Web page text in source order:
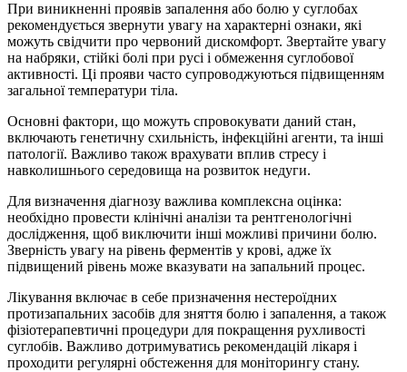
При виникненні проявів запалення або болю у суглобах
рекомендується звернути увагу на характерні ознаки, які
можуть свідчити про червоний дискомфорт. Звертайте увагу
на набряки, стійкі болі при русі і обмеження суглобової
активності. Ці прояви часто супроводжуються підвищенням
загальної температури тіла.
Основні фактори, що можуть спровокувати даний стан,
включають генетичну схильність, інфекційні агенти, та інші
патології. Важливо також врахувати вплив стресу і
навколишнього середовища на розвиток недуги.
Для визначення діагнозу важлива комплексна оцінка:
необхідно провести клінічні аналізи та рентгенологічні
дослідження, щоб виключити інші можливі причини болю.
Зверність увагу на рівень ферментів у крові, адже їх
підвищений рівень може вказувати на запальний процес.
Лікування включає в себе призначення нестероїдних
протизапальних засобів для зняття болю і запалення, а також
фізіотерапевтичні процедури для покращення рухливості
суглобів. Важливо дотримуватись рекомендацій лікаря і
проходити регулярні обстеження для моніторингу стану.